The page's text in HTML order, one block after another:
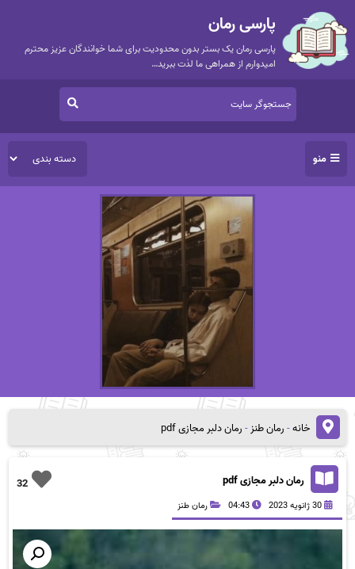
پارسی رمان
پارسی رمان یک بستر بدون محدودیت برای شما خوانندگان عزیز محترم
امیدوارم از همراهی ما لذت ببرید…
منو
خانه-رمان طنز-رمان دلبر مجازی pdf
32 رمان دلبر مجازی pdf
30 ژانویه 2023 04:43 رمان طنز